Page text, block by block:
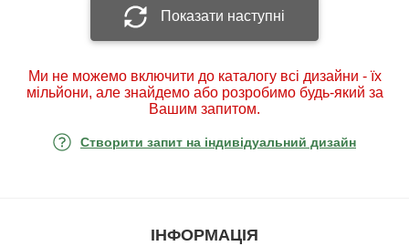
Показати наступні
Ми не можемо включити до каталогу всі дизайни - їх
мільйони, але знайдемо або розробимо будь-який за
Вашим запитом.
Створити запит на індивідуальний дизайн
ІНФОРМАЦІЯ